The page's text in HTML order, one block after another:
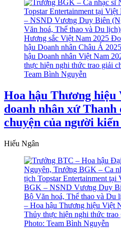
Hoa hậu Thương hiệu
doanh nhân xứ Thanh
chuyện của người
Hiếu Ngân